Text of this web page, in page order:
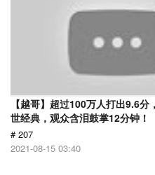
【越哥】超过100万人打出9.6分
世经典，观众含泪鼓掌12分钟！
# 207
2021-08-15 03:40